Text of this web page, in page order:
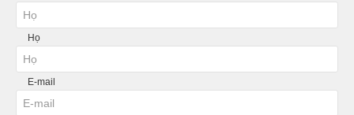
Họ
E-mail